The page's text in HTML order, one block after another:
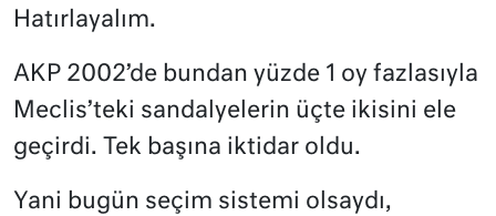
Hatırlayalım.
AKP 2002’de bundan yüzde 1 oy fazlasıyla
Meclis’teki sandalyelerin üçte ikisini ele
geçirdi. Tek başına iktidar oldu.
Yani bugün seçim sistemi olsaydı,